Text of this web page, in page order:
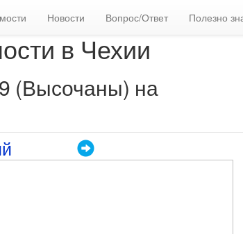
Новости Вопрос/Ответ Полезно
в Чехии
(Высочаны) на